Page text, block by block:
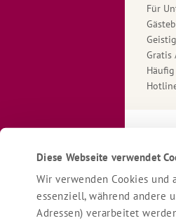
Diese Webseite verwendet
Wir verwenden Cookies und
essenziell, während andere
Adressen) verarbeitet
Für
Gratis